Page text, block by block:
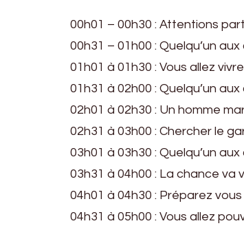
00h01 – 00h30 : Attentions
00h31 – 01h00 : Quelqu’un
01h01 à 01h30 : Vous allez
01h31 à 02h00 : Quelqu’un
02h01 à 02h30 : Un homme
02h31 à 03h00 : Chercher le
03h01 à 03h30 : Quelqu’un
03h31 à 04h00 : La chance va
04h01 à 04h30 : Préparez
04h31 à 05h00 : Vous allez